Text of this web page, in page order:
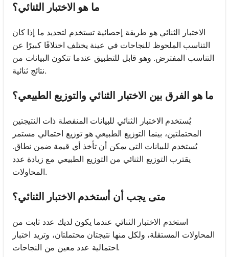
ما هو الاختبار الثنائي؟
الاختبار الثنائي هو طريقة إحصائية تستخدم لتحديد ما إذا كان
التناسب الملحوظ للنجاحات في عينة يختلف اختلافًا كبيرًا عن
التناسب المفترض. وهو قابل للتطبيق عندما تتكون البيانات من
نتائج ثنائية.
ما هو الفرق بين الاختبار الثنائي والتوزيع الطبيعي؟
يُستخدم الاختبار الثنائي للبيانات المنفصلة ذات النتيجتين
المحتملتين، بينما التوزيع الطبيعي هو توزيع احتمالي مستمر
يُستخدم للبيانات التي يمكن أن تأخذ أي قيمة ضمن نطاق.
يقترب التوزيع الثنائي من التوزيع الطبيعي مع زيادة عدد
المحاولات.
متى يجب أن أستخدم الاختبار الثنائي؟
استخدم الاختبار الثنائي عندما يكون لديك عدد ثابت من
المحاولات المستقلة، ولكل منها نتيجتان محتملتان، وتريد اختبار
احتمالية عدد معين من النجاحات.